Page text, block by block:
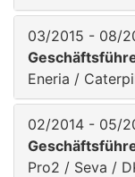
03/2015 - 08/
Eneria /
02/2014 - 05/
Pro2 / Seva /